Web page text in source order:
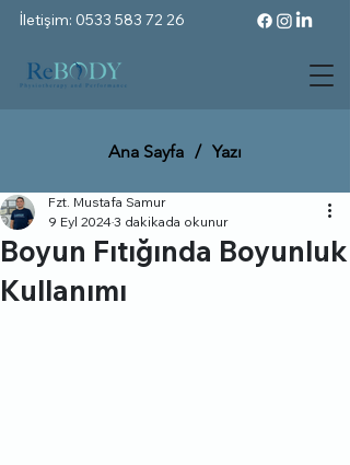
İletişim: 0533 583 72 26
Ana Sayfa / Yazı
Boyun Fıtığında Boyunluk
Kullanımı
Fzt. Mustafa Samur
9 Eyl 20243 dakikada okunur